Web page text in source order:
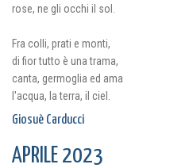
rose, ne gli occhi il sol.
Fra colli, prati e monti,
di fior tutto è una trama,
canta, germoglia ed ama
l'acqua, la terra, il ciel.
Giosuè Carducci
APRILE 2023